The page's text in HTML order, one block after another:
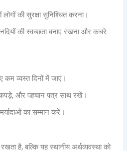
लोगों की सुरक्षा सुनिश्चित करना।
नदियों की स्वच्छता बनाए रखना और कचरे
व्यस्त दिनों में जाएं।
कपड़े, और पहचान पत्र साथ रखें।
का सम्मान करें।
है, बल्कि यह स्थानीय अर्थव्यवस्था को